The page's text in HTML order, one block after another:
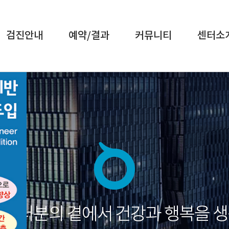
검진안내 예약/결과 커뮤니티 센터소